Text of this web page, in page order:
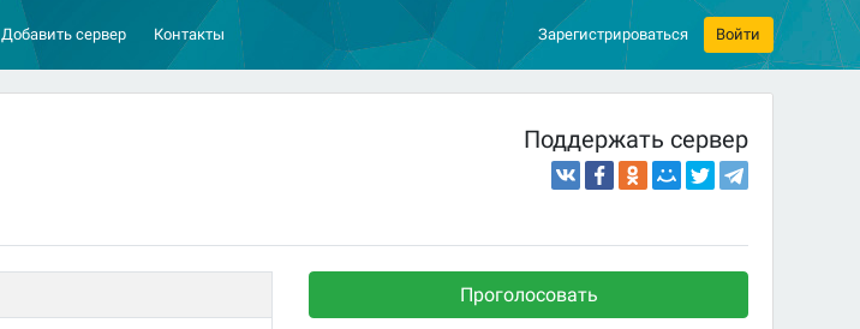
Добавить сервер Контакты Зарегистрироваться Войти
Поддержать сервер
Проголосовать